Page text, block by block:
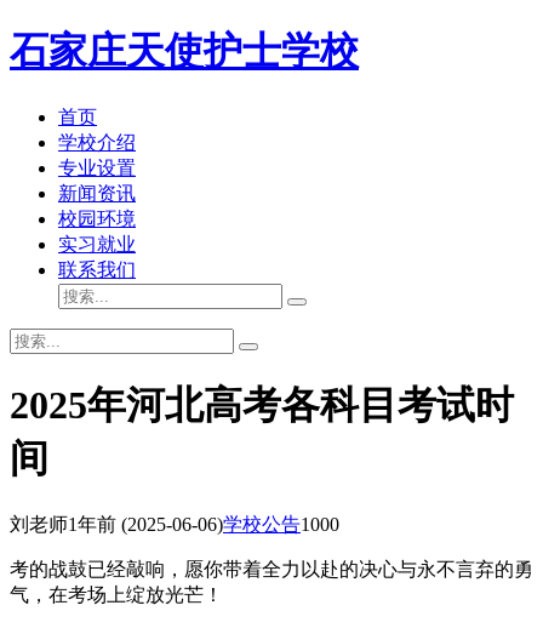
石家庄天使护士学校
首页
学校介绍
专业设置
新闻资讯
校园环境
实习就业
联系我们
2025年河北高考各科目考试时
间
刘老师1年前 (2025-06-06)学校公告1000
考的战鼓已经敲响，愿你带着全力以赴的决心与永不言弃的勇
气，在考场上绽放光芒！